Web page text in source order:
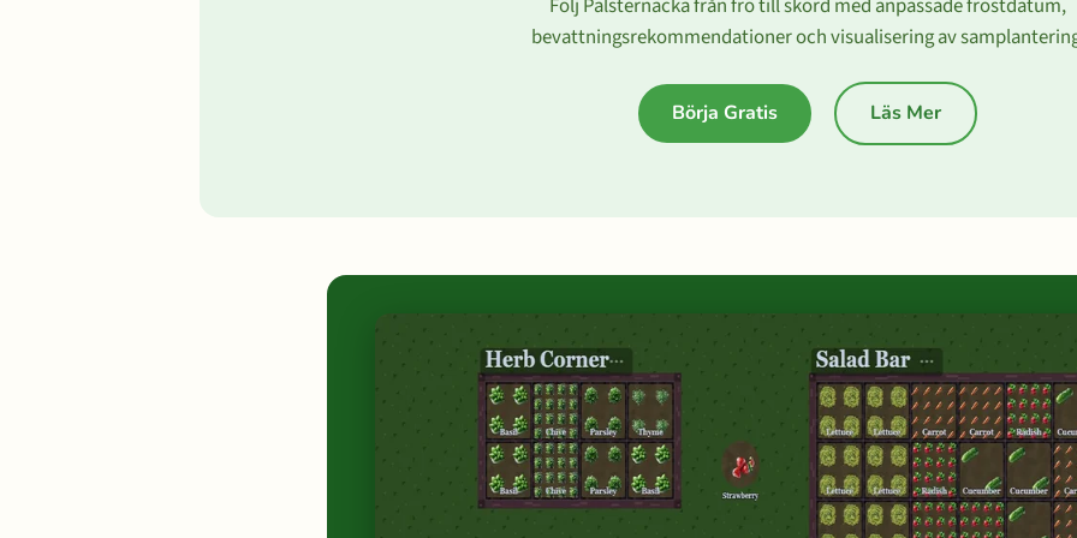
Följ Palsternacka från frö till skörd med anpassade frostdatum,
bevattningsrekommendationer och visualisering av
Börja Gratis Läs Mer